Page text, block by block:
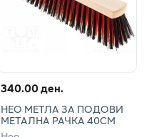
340.00 ден.
НЕО МЕТЛА ЗА ПОДОВИ
МЕТАЛНА РАЧКА 40СМ